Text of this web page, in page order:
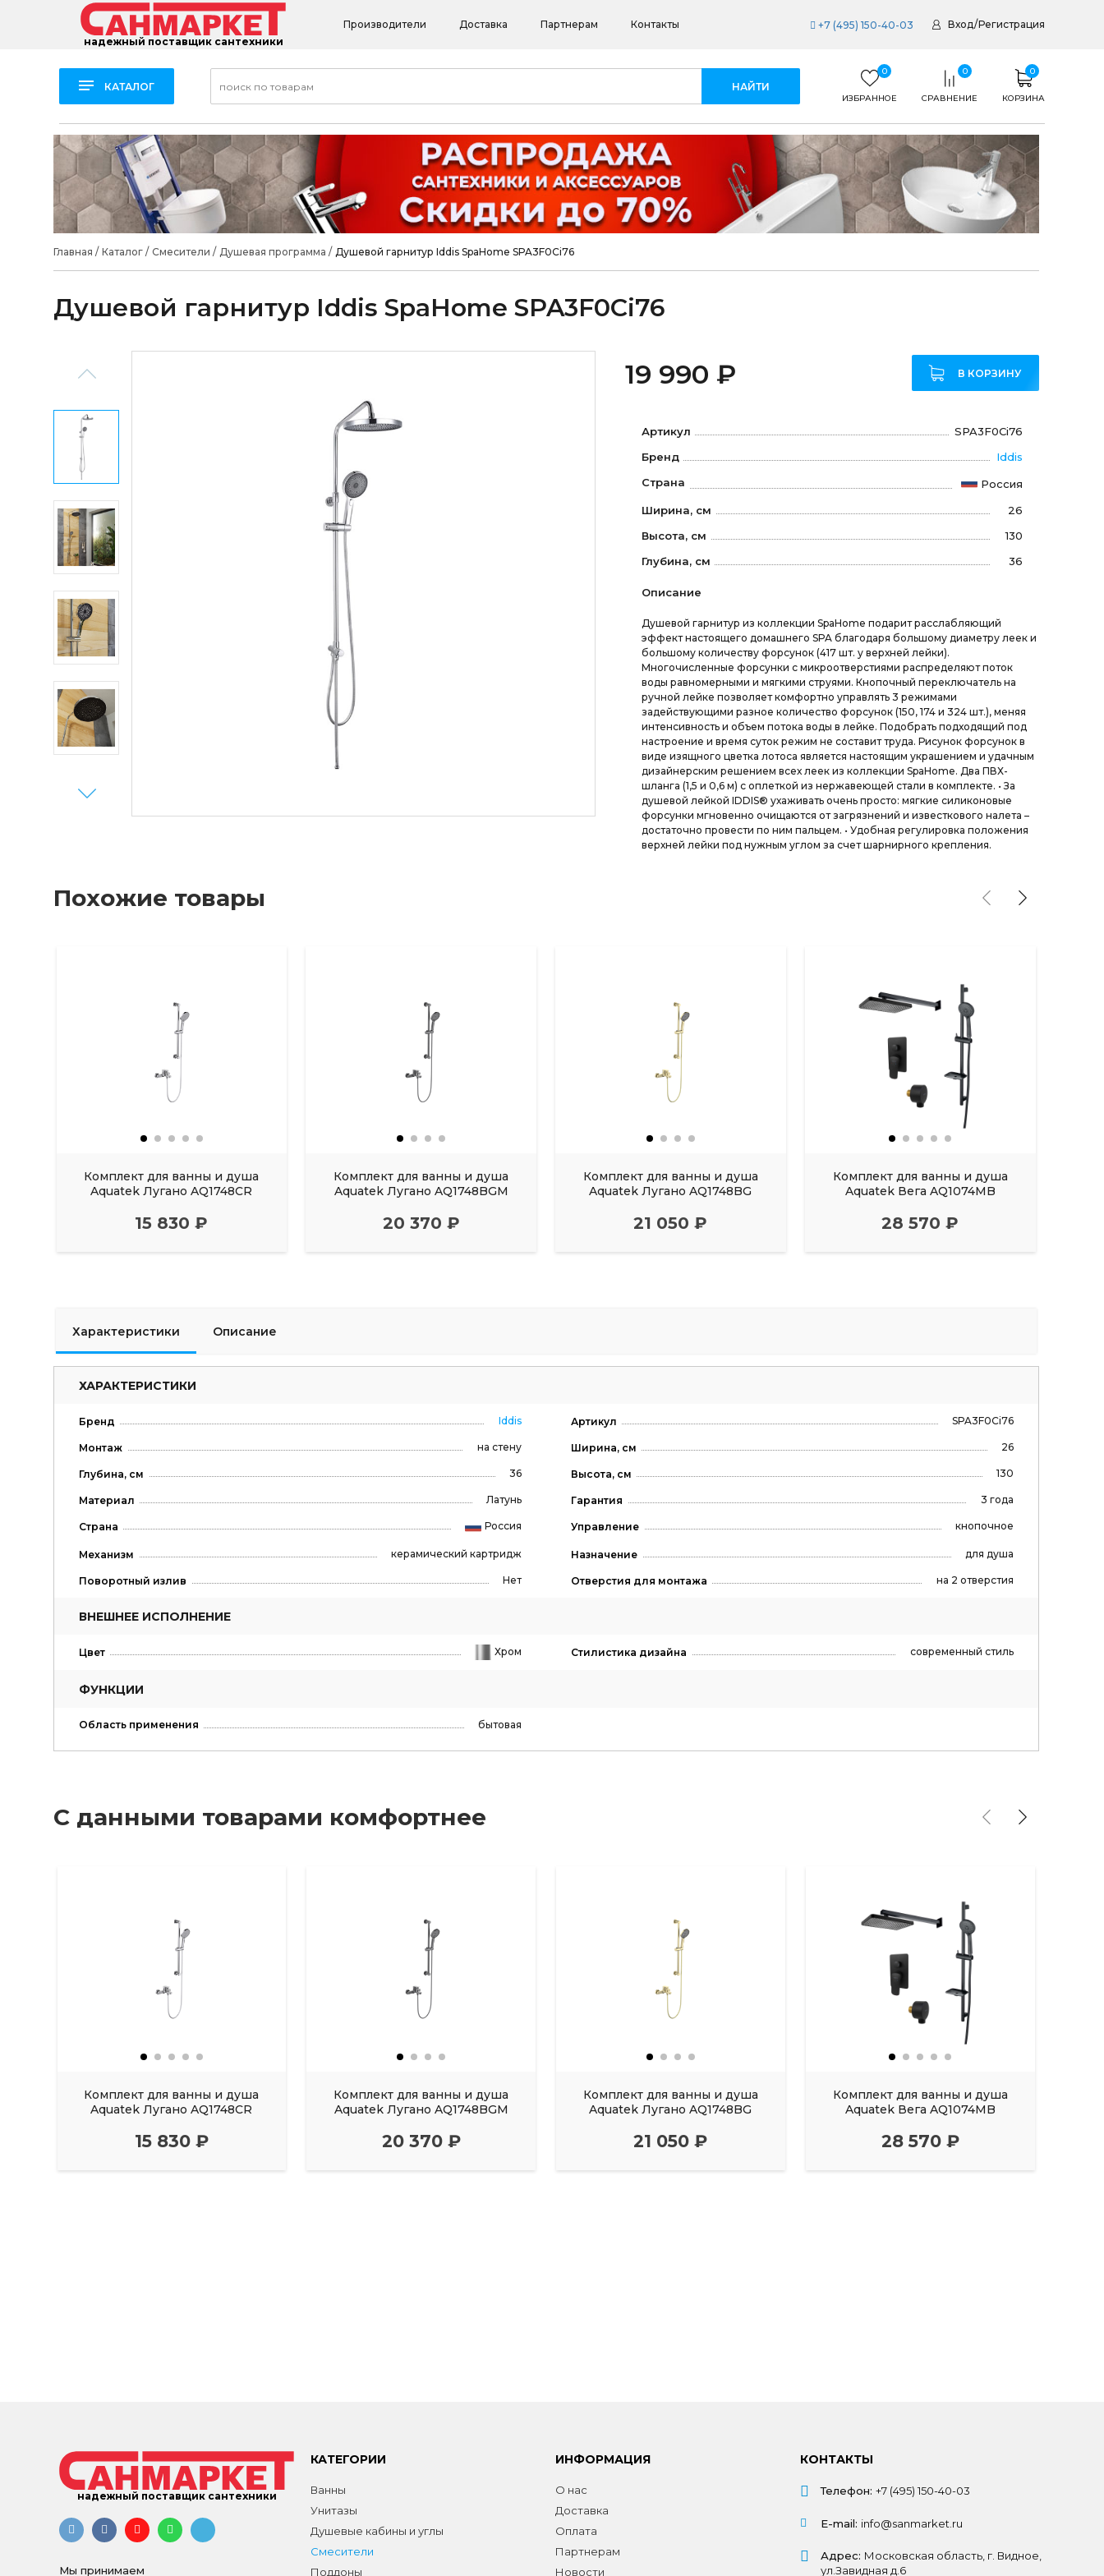
надежный поставщик сантехники
Производители Доставка Партнерам Контакты +7 (495) 150-40-03 Вход/Регистрация
КАТАЛОГ
0
ИЗБРАННОЕ
0
СРАВНЕНИЕ
0
КОРЗИНА
Главная / Каталог/ Смесители / Душевая программа / Душевой гарнитур Iddis SpaHome SPA3F0Ci76
Душевой гарнитур Iddis SpaHome SPA3F0Ci76
Previous
Next
19 990 ₽ В КОРЗИНУ
Артикул
SPA3F0Ci76
Бренд
Iddis
Страна
Россия
Ширина, см
26
Высота, см
130
Глубина, см
36
Описание
Душевой гарнитур из коллекции SpaHome подарит расслабляющий
эффект настоящего домашнего SPA благодаря большому диаметру леек и
большому количеству форсунок (417 шт. у верхней лейки).
Многочисленные форсунки с микроотверстиями распределяют поток
воды равномерными и мягкими струями. Кнопочный переключатель на
ручной лейке позволяет комфортно управлять 3 режимами
задействующими разное количество форсунок (150, 174 и 324 шт.), меняя
интенсивность и объем потока воды в лейке. Подобрать подходящий под
настроение и время суток режим не составит труда. Рисунок форсунок в
виде изящного цветка лотоса является настоящим украшением и удачным
дизайнерским решением всех леек из коллекции SpaHome. Два ПВХ-
шланга (1,5 и 0,6 м) с оплеткой из нержавеющей стали в комплекте. • За
душевой лейкой IDDIS® ухаживать очень просто: мягкие силиконовые
форсунки мгновенно очищаются от загрязнений и известкового налета –
достаточно провести по ним пальцем. • Удобная регулировка положения
верхней лейки под нужным углом за счет шарнирного крепления.
Похожие товары
Комплект для ванны и душа
Aquatek Лугано AQ1748CR
15 830 ₽
Комплект для ванны и душа
Aquatek Лугано AQ1748BGM
20 370 ₽
Комплект для ванны и душа
Aquatek Лугано AQ1748BG
21 050 ₽
Комплект для ванны и душа
Aquatek Вега AQ1074MB
28 570 ₽
Характеристики Описание
ХАРАКТЕРИСТИКИ
Бренд Iddis Артикул SPA3F0Ci76
Монтаж на стену Ширина, см 26
Глубина, см 36 Высота, см 130
Материал Латунь Гарантия 3 года
Страна Россия Управление кнопочное
Механизм керамический картридж Назначение для душа
Поворотный излив Нет Отверстия для монтажа на 2 отверстия
ВНЕШНЕЕ ИСПОЛНЕНИЕ
Цвет Хром Стилистика дизайна современный стиль
ФУНКЦИИ
Область применения бытовая
С данными товарами комфортнее
Комплект для ванны и душа
Aquatek Лугано AQ1748CR
15 830 ₽
Комплект для ванны и душа
Aquatek Лугано AQ1748BGM
20 370 ₽
Комплект для ванны и душа
Aquatek Лугано AQ1748BG
21 050 ₽
Комплект для ванны и душа
Aquatek Вега AQ1074MB
28 570 ₽
надежный поставщик сантехники
Мы принимаем
КАТЕГОРИИ
Ванны
Унитазы
Душевые кабины и углы
Смесители
Поддоны
ИНФОРМАЦИЯ
О нас
Доставка
Оплата
Партнерам
Новости
КОНТАКТЫ
Телефон: +7 (495) 150-40-03
E-mail: info@sanmarket.ru
Адрес: Московская область, г. Видное,
ул.Завидная д.6